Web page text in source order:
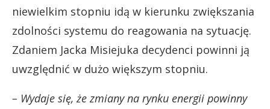
niewielkim stopniu idą w kierunku zwiększania
zdolności systemu do reagowania na sytuację.
Zdaniem Jacka Misiejuka decydenci powinni ją
uwzględnić w dużo większym stopniu.
– Wydaje się, że zmiany na rynku energii powinny